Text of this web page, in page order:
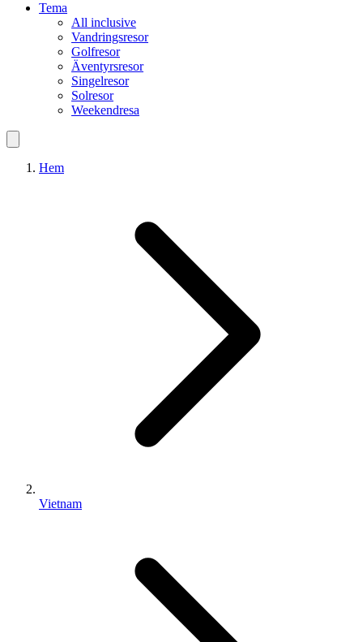
Tema
All inclusive
Vandringsresor
Golfresor
Äventyrsresor
Singelresor
Solresor
Weekendresa
Hem
Vietnam